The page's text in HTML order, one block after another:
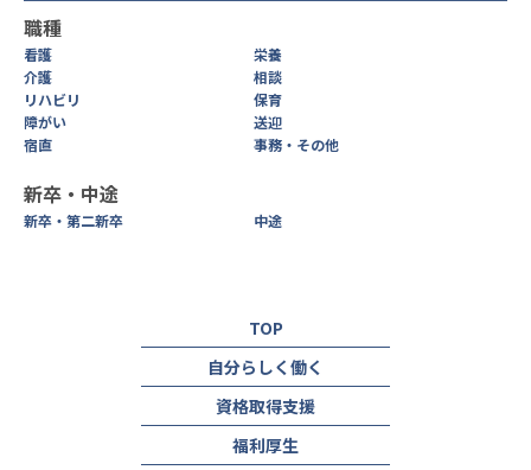
職種
看護
栄養
介護
相談
リハビリ
保育
障がい
送迎
宿直
事務・その他
新卒・中途
新卒・第二新卒 中途
TOP
自分らしく働く
資格取得支援
福利厚生